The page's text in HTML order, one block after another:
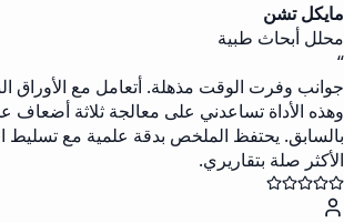
مايكل تشن
محلل أبحاث طبية
“
جوانب وفرت الوقت مذهلة. أتعامل مع الأوراق
وهذه الأداة تساعدني على معالجة ثلاثة أضعاف
بالسابق. يحتفظ الملخص بدقة علمية مع تسليط
الأكثر صلة بتقاريري.